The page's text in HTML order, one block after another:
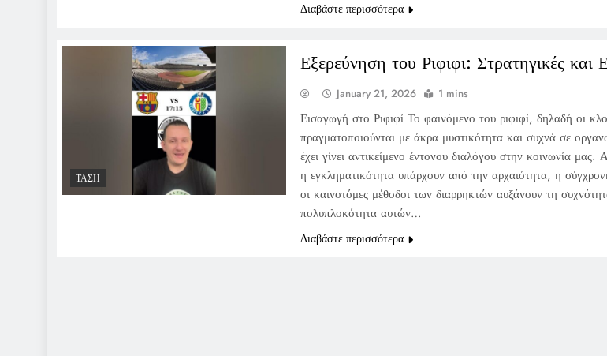
Διαβάστε περισσότερα
ΤΆΣΗ
Εξερεύνηση του Ριφιφι: Στρατηγικές και
January 21, 2026 1 mins
Εισαγωγή στο Ριφιφί Το φαινόμενο του ριφιφί, δηλαδή οι
πραγματοποιούνται με άκρα μυστικότητα και συχνά σε
έχει γίνει αντικείμενο έντονου διαλόγου στην κοινωνία
η εγκληματικότητα υπάρχουν από την αρχαιότητα, η
οι καινοτόμες μέθοδοι των διαρρηκτών αυξάνουν τη
πολυπλοκότητα αυτών…
Διαβάστε περισσότερα